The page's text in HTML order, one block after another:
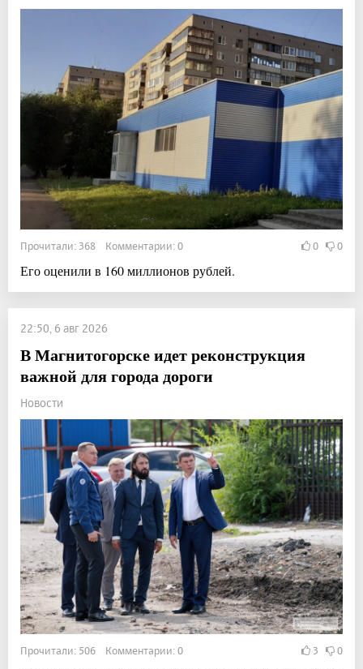
Прочитали: 368 Комментарии: 0 0 0
Его оценили в 160 миллионов рублей.
22:50, 6 авг 2026
В Магнитогорске идет реконструкция
важной для города дороги
Новости
Прочитали: 506 Комментарии: 0 3 0